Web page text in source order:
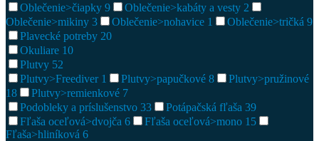
Oblečenie>čiapky 9 Oblečenie>kabáty a vesty 2
Oblečenie>mikiny 3 Oblečenie>nohavice 1 Oblečenie>tričká 9
Plavecké potreby 20
Okuliare 10
Plutvy 52
Plutvy>Freediver 1 Plutvy>papučkové 8
Plutvy>pružinové
18
Plutvy>remienkové 7
Podobleky a príslušenstvo 33 Potápačská fľaša 39
Fľaša oceľová>dvojča 6 Fľaša oceľová>mono 15
Fľaša>hliníková 6